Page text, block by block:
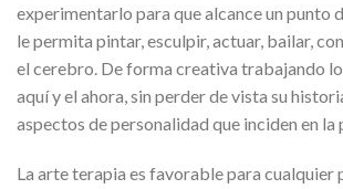
experimentarlo para que alcance un punto
le permita pintar, esculpir, actuar, bailar,
el cerebro. De forma creativa trabajando lo
aquí y el ahora, sin perder de vista su
aspectos de personalidad que inciden en la
La arte terapia es favorable para cualquier